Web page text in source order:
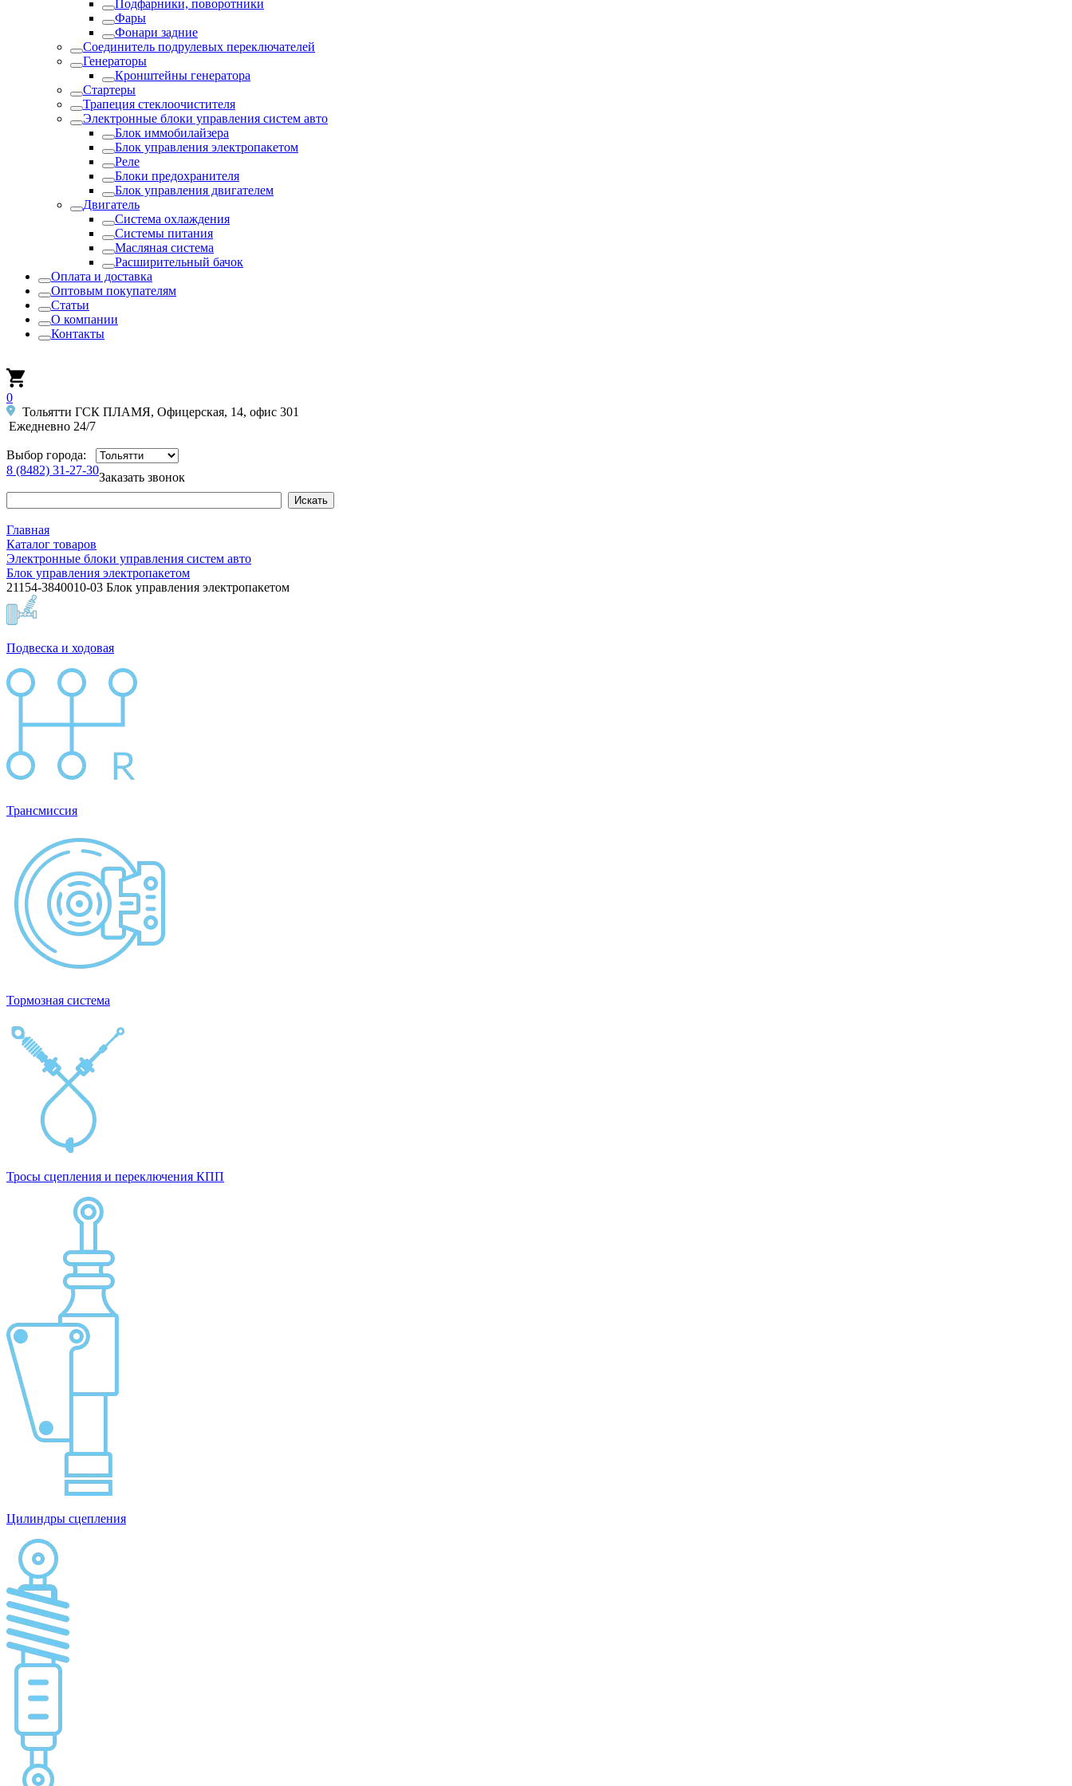
Подфарники, поворотники
Фары
Фонари задние
Соединитель подрулевых переключателей
Генераторы
Кронштейны генератора
Стартеры
Трапеция стеклоочистителя
Электронные блоки управления систем авто
Блок иммобилайзера
Блок управления электропакетом
Реле
Блоки предохранителя
Блок управления двигателем
Двигатель
Система охлаждения
Системы питания
Масляная система
Расширительный бачок
Оплата и доставка
Оптовым покупателям
Статьи
О компании
Контакты
0
Тольятти ГСК ПЛАМЯ, Офицерская, 14, офис 301
Ежедневно 24/7
Выбор города:
8 (8482) 31-27-30
Заказать звонок
Главная
Каталог товаров
Электронные блоки управления систем авто
Блок управления электропакетом
21154-3840010-03 Блок управления электропакетом
Подвеска и ходовая
Трансмиссия
Тормозная система
Тросы сцепления и переключения КПП
Цилиндры сцепления